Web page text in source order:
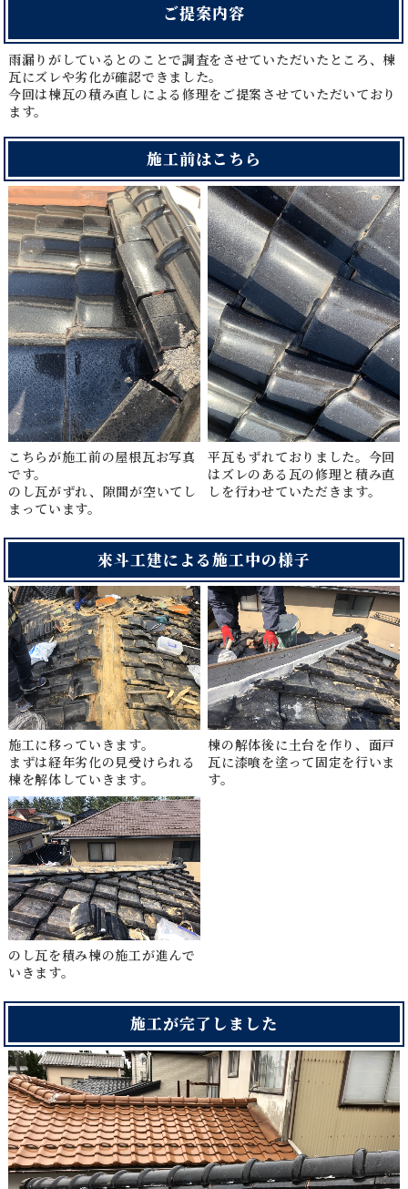
ご提案内容
雨漏りがしているとのことで調査をさせていただいたところ、棟
瓦にズレや劣化が確認できました。
今回は棟瓦の積み直しによる修理をご提案させていただいており
ます。
施工前はこちら
こちらが施工前の屋根瓦お写真
です。
のし瓦がずれ、隙間が空いてし
まっています。
平瓦もずれておりました。今回
はズレのある瓦の修理と積み直
しを行わせていただきます。
來斗工建による施工中の様子
施工に移っていきます。
まずは経年劣化の見受けられる
棟を解体していきます。
棟の解体後に土台を作り、面戸
瓦に漆喰を塗って固定を行いま
す。
のし瓦を積み棟の施工が進んで
いきます。
施工が完了しました